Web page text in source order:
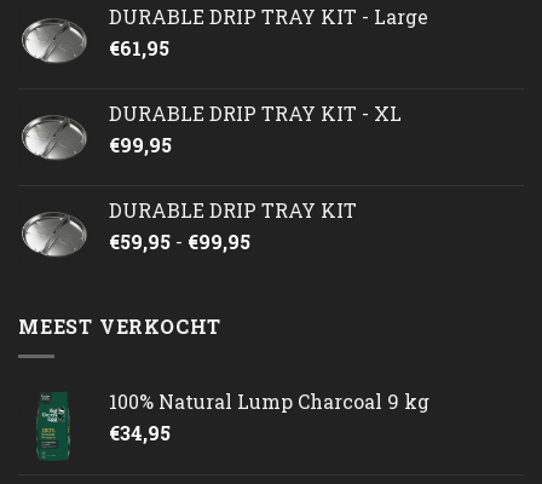
DURABLE DRIP TRAY KIT - Large
€61,95
DURABLE DRIP TRAY KIT - XL
€99,95
DURABLE DRIP TRAY KIT
€59,95 - €99,95Prijsklasse:
MEEST VERKOCHT
100% Natural Lump Charcoal 9 kg
€34,95